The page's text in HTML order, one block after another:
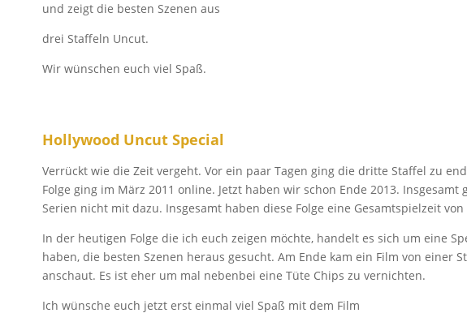
und zeigt die besten Szenen aus
drei Staffeln Uncut.
Wir wünschen euch viel Spaß.
Hollywood Uncut Special
Verrückt wie die Zeit vergeht. Vor ein paar Tagen ging die dritte Staffel zu
Folge ging im März 2011 online. Jetzt haben wir schon Ende 2013.
Serien nicht mit dazu. Insgesamt haben diese Folge eine Gesamtspielzeit
In der heutigen Folge die ich euch zeigen möchte, handelt es sich um eine
haben, die besten Szenen heraus gesucht. Am Ende kam ein Film von einer
anschaut. Es ist eher um mal nebenbei eine Tüte Chips zu vernichten.
Ich wünsche euch jetzt erst einmal viel Spaß mit dem Film